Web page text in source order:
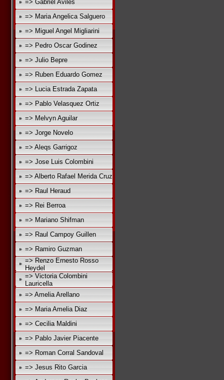
=> Gabriel Aviles
=> Maria Angelica Salguero
=> Miguel Angel Migliarini
=> Pedro Oscar Godinez
=> Julio Bepre
=> Ruben Eduardo Gomez
=> Lucia Estrada Zapata
=> Pablo Velasquez Ortiz
=> Melvyn Aguilar
=> Jorge Novelo
=> Aleqs Garrigoz
=> Jose Luis Colombini
=> Alberto Rafael Merida Cruz
=> Raul Heraud
=> Rei Berroa
=> Mariano Shifman
=> Raul Campoy Guillen
=> Ramiro Guzman
=> Renzo Ernesto Rosso
Heydel
=> Victoria Colombini
Lauricella
=> Amelia Arellano
=> Maria Amelia Diaz
=> Cecilia Maldini
=> Pablo Javier Piacente
=> Roman Corral Sandoval
=> Jesus Rito Garcia